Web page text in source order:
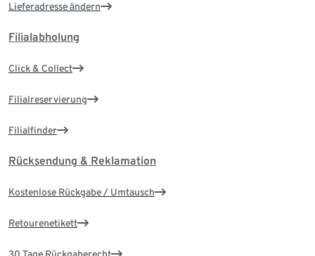
Lieferadresse ändern
Filialabholung
Click & Collect
Filialreservierung
Filialfinder
Rücksendung & Reklamation
Kostenlose Rückgabe / Umtausch
Retourenetikett